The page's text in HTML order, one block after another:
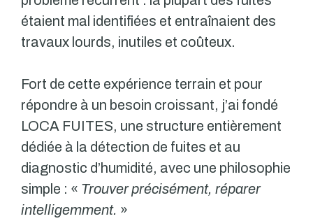
étaient mal identifiées et entraînaient des
travaux lourds, inutiles et coûteux.
Fort de cette expérience terrain et pour
répondre à un besoin croissant, j’ai fondé
LOCA FUITES, une structure entièrement
dédiée à la détection de fuites et au
diagnostic d’humidité, avec une philosophie
simple : « Trouver précisément, réparer
intelligemment. »